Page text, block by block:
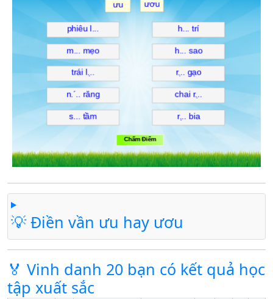
💡 Điền vần ưu hay ươu
🏅 Vinh danh 20 bạn có kết quả học
tập xuất sắc